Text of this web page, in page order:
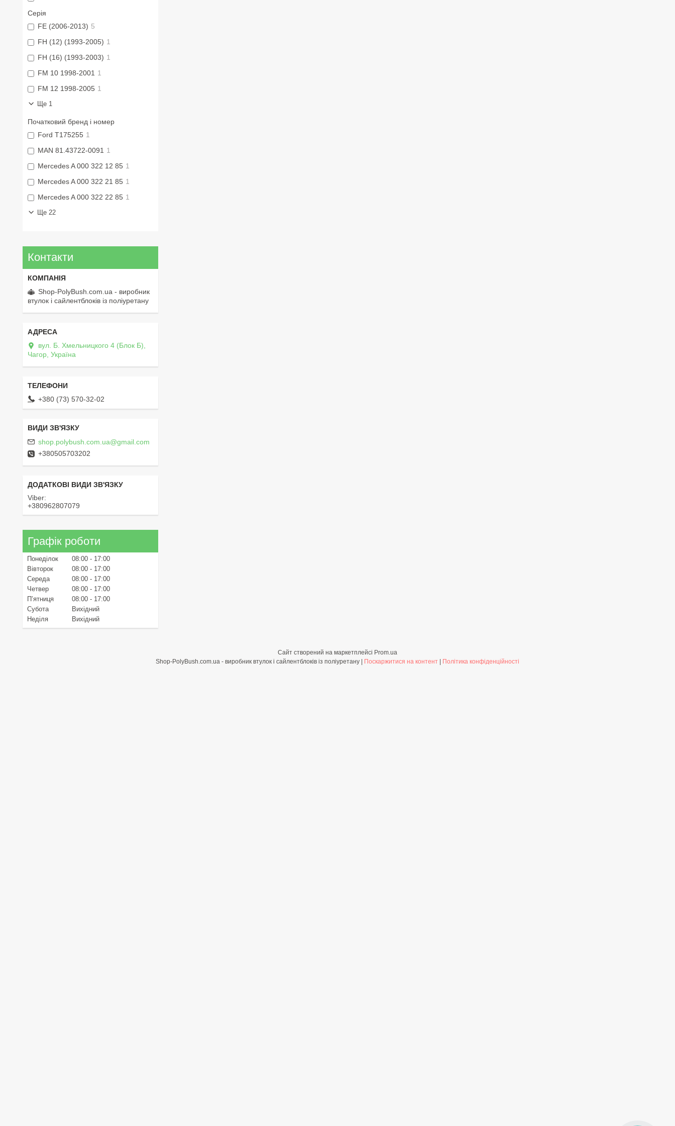
Серія
FE (2006-2013) 5
FH (12) (1993-2005) 1
FH (16) (1993-2003) 1
FM 10 1998-2001 1
FM 12 1998-2005 1
Ще 1
Початковий бренд і номер
Ford T175255 1
MAN 81.43722-0091 1
Mercedes A 000 322 12 85 1
Mercedes A 000 322 21 85 1
Mercedes A 000 322 22 85 1
Ще 22
Контакти
Shop-PolyBush.com.ua - виробник
втулок і сайлентблоків із поліуретану
вул. Б. Хмельницкого 4 (Блок Б),
Чагор, Україна
+380 (73) 570-32-02
shop.polybush.com.ua@gmail.com
+380505703202
Viber
+380962807079
Графік роботи
Понеділок 08:00
17:00
Вівторок
08:00
17:00
Середа
08:00
17:00
Четвер
08:00
17:00
Пʼятниця
08:00
17:00
Субота
Вихідний
Неділя
Вихідний
Сайт створений на маркетплейсі Prom.ua
Поскаржитися на контент Політика конфіденційності